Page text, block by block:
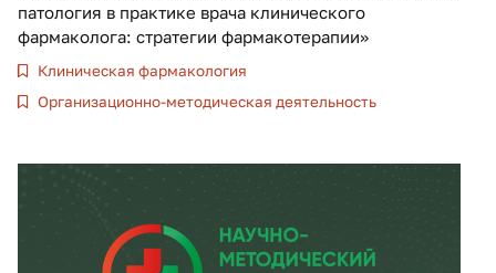
патология в практике врача клинического
фармаколога: стратегии фармакотерапии»
Клиническая фармакология
Организационно-методическая деятельность